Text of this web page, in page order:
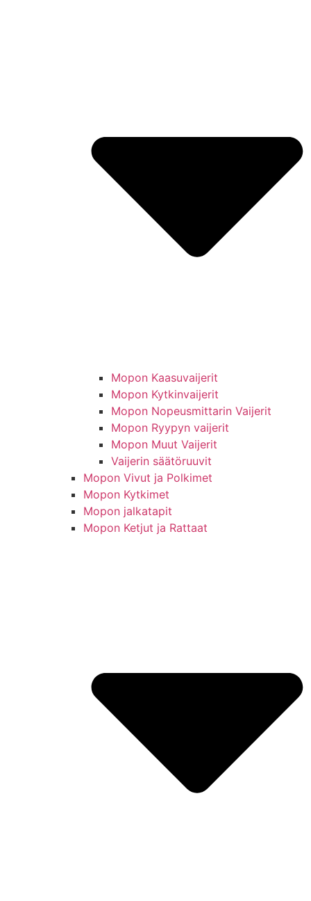
Mopon Kaasuvaijerit
Mopon Kytkinvaijerit
Mopon Nopeusmittarin Vaijerit
Mopon Ryypyn vaijerit
Mopon Muut Vaijerit
Vaijerin säätöruuvit
Mopon Vivut ja Polkimet
Mopon Kytkimet
Mopon jalkatapit
Mopon Ketjut ja Rattaat